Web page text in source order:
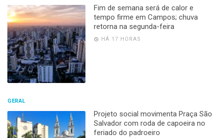
Fim de semana será de calor e
tempo firme em Campos; chuva
retorna na segunda-feira
HÁ 17 HORAS
GERAL
Projeto social movimenta Praça São
Salvador com roda de capoeira no
feriado do padroeiro